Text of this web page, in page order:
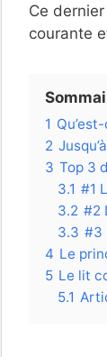
Ce
courante
1
2
3 Top 3
3.1 #1
3.2 #2
3.3 #3
4 Le
5 Le lit
5.1